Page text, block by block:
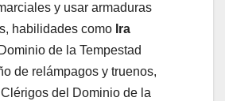
y usar armaduras
habilidades como Ira
de la Tempestad
de relámpagos y truenos,
del Dominio de la